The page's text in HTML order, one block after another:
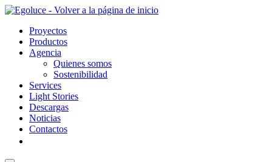
Proyectos
Productos
Agencia
Quienes somos
Sostenibilidad
Services
Light Stories
Descargas
Noticias
Contactos